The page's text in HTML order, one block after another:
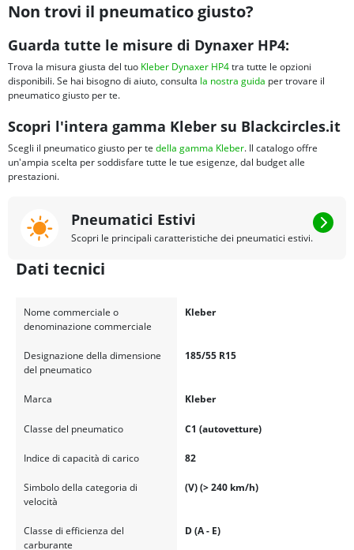
Non trovi il pneumatico giusto?
Guarda tutte le misure di Dynaxer HP4:
Trova la misura giusta del tuo Kleber Dynaxer HP4tra tutte le opzioni
disponibili. Se hai bisogno di aiuto, consulta la nostra guida per trovare il
pneumatico giusto per te.
Scopri l'intera gamma Kleber su Blackcircles.it
Scegli il pneumatico giusto per te della gamma Kleber. Il catalogo offre
un'ampia scelta per soddisfare tutte le tue esigenze, dal budget alle
prestazioni.
Pneumatici Estivi
Scopri le principali caratteristiche dei pneumatici estivi.
Dati tecnici
Nome commerciale o
denominazione commerciale
Kleber
Designazione della dimensione
del pneumatico
185/55 R15
Marca Kleber
Classe del pneumatico C1 (autovetture)
Indice di capacità di carico 82
Simbolo della categoria di
velocità
(V) (> 240 km/h)
Classe di efficienza del
carburante
D (A - E)